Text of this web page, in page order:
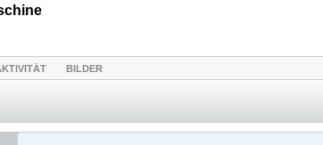
BILDER